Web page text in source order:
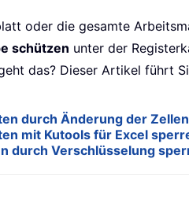
oder die gesamte
schützen unter der
das? Dieser Artikel führt
durch Änderung der
mit Kutools für Excel
durch Verschlüsselung